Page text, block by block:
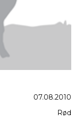
07.08.2010
Rød